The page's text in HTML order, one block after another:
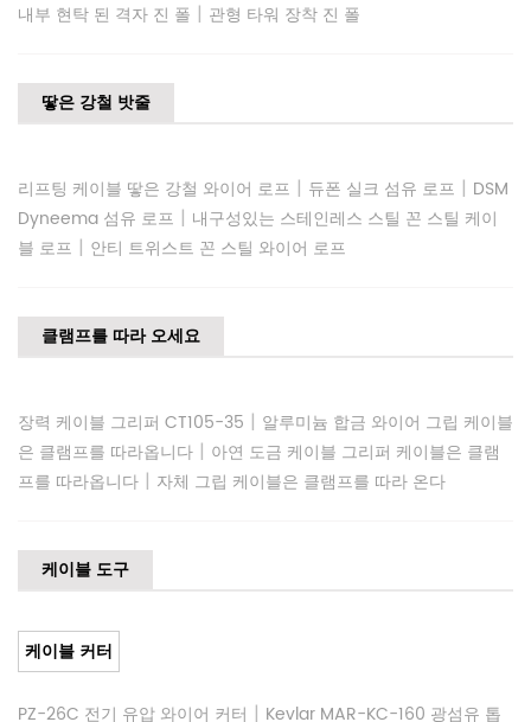
내부 현탁 된 격자 진 폴 | 관형 타워 장착 진 폴
땋은 강철 밧줄
리프팅 케이블 땋은 강철 와이어 로프 | 듀폰 실크 섬유 로프 | DSM
Dyneema 섬유 로프 | 내구성있는 스테인레스 스틸 꼰 스틸 케이
블 로프 | 안티 트위스트 꼰 스틸 와이어 로프
클램프를 따라 오세요
장력 케이블 그리퍼 CT105-35 | 알루미늄 합금 와이어 그립 케이블
은 클램프를 따라옵니다 | 아연 도금 케이블 그리퍼 케이블은 클램
프를 따라옵니다 | 자체 그립 케이블은 클램프를 따라 온다
케이블 도구
케이블 커터
PZ-26C 전기 유압 와이어 커터 | Kevlar MAR-KC-160 광섬유 톱